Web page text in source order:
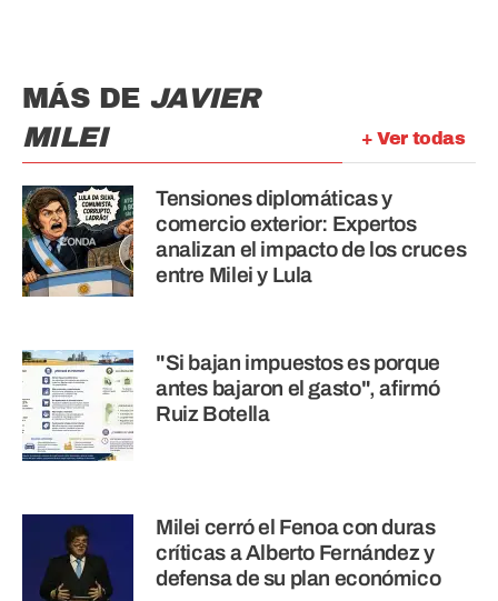
+ Ver todas
MÁS DE JAVIER
MILEI
Tensiones diplomáticas y
comercio exterior: Expertos
analizan el impacto de los cruces
entre Milei y Lula
"Si bajan impuestos es porque
antes bajaron el gasto", afirmó
Ruiz Botella
Milei cerró el Fenoa con duras
críticas a Alberto Fernández y
defensa de su plan económico